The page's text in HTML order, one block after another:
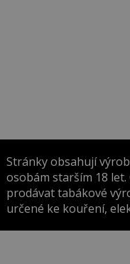
Stránky obsahují
osobám starším 18
prodávat tabákové
určené ke kouření,